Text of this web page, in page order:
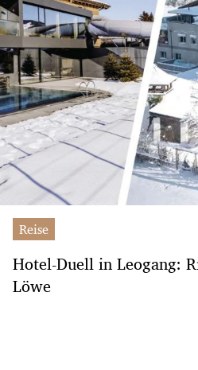
Reise
Hotel-Duell in Leogang:
Löwe